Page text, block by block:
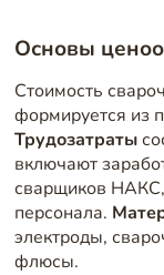
Основы
Стоимость
формируется из
Трудозатраты
включают
сварщиков НАКС,
персонала.
электроды,
флюсы.